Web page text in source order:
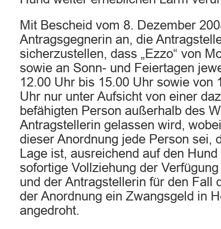
Mit Bescheid vom 8. Dezember
Antragsgegnerin an, die
sicherzustellen, dass „Ezzo“ von
sowie an Sonn- und Feiertagen
12.00 Uhr bis 15.00 Uhr sowie von
Uhr nur unter Aufsicht von einer
befähigten Person außerhalb des
Antragstellerin gelassen wird,
dieser Anordnung jede Person sei,
Lage ist, ausreichend auf den
sofortige Vollziehung der
und der Antragstellerin für den Fall
der Anordnung ein Zwangsgeld in
angedroht.